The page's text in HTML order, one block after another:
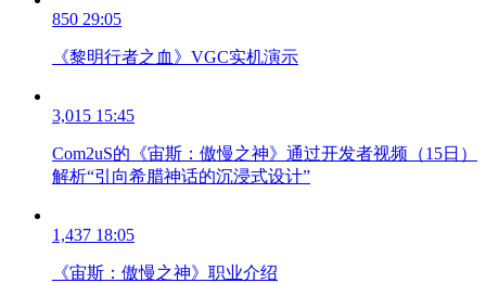
850 29:05
《黎明行者之血》VGC实机演示
3,015 15:45
Com2uS的《宙斯：傲慢之神》通过开发者视频（15日）
解析“引向希腊神话的沉浸式设计”
1,437 18:05
《宙斯：傲慢之神》职业介绍